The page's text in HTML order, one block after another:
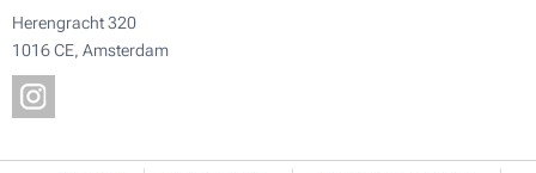
Herengracht 320
1016 CE, Amsterdam